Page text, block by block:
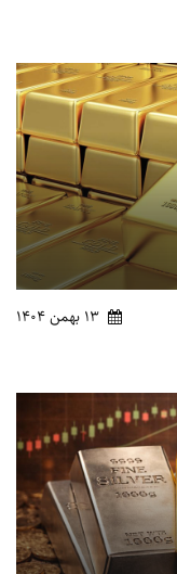
13 بهمن 1404